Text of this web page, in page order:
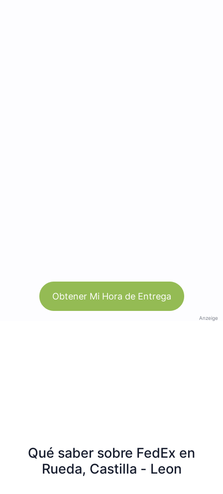
Obtener Mi Hora de Entrega
Anzeige
Qué saber sobre FedEx en
Rueda, Castilla - Leon